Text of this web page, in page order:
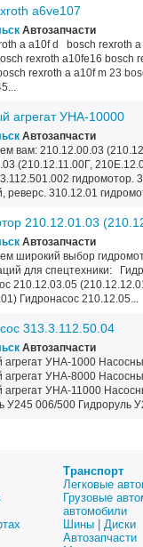
a6ve107
Автозапчасти
a a10f d bosch rexroth
rexroth a10fe16 bosch
rexroth a a10f m 23
агрегат УНА-10000
Автозапчасти
вам: 210.12.00.03
(210.12.11.00Г,
гидромотор.
реверс. 310.12.01
210.12.01.03
Автозапчасти
широкий выбор
для спецтехники:
210.12.03.05
Гидронасос 210.12.05...
313.3.112.50.04
Автозапчасти
агрегат УНА-1000
агрегат УНА-8000
агрегат УНА-11000
У245 006/500 Гидроруль
Транспорт
Легковые
Грузовые
автомобили
Шины | Диски
Автозапчасти